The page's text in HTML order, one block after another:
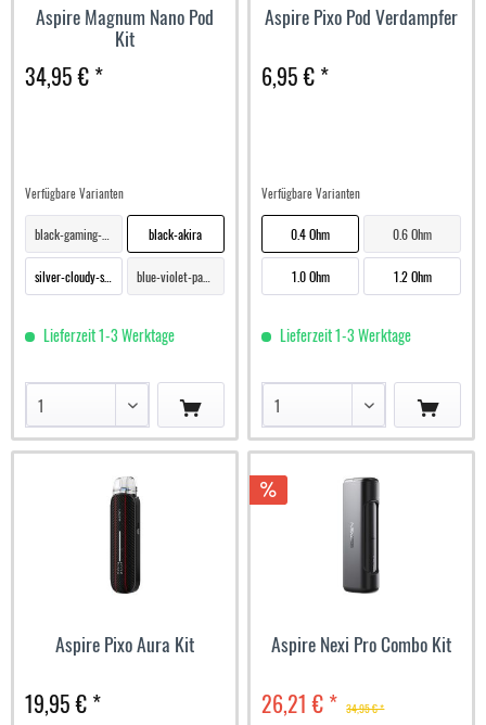
Aspire Magnum Nano Pod
Kit
34,95 € *
Verfügbare Varianten
black-akira
silver-cloudy-skull blue-violet-panda-king
Lieferzeit 1-3 Werktage
Aspire Pixo Pod Verdampfer
6,95 € *
Verfügbare Varianten
0.4 Ohm 0.6 Ohm
1.0 Ohm 1.2 Ohm
Lieferzeit 1-3 Werktage
Aspire Pixo Aura Kit
19,95 € *
Aspire Nexi Pro Combo Kit
26,21 € * 34,95 € *